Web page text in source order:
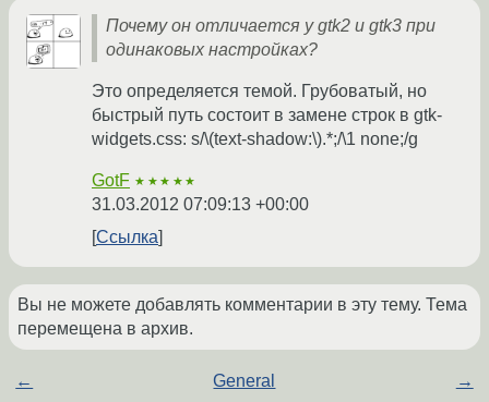
Почему он отличается у gtk2 и gtk3 при
одинаковых настройках?
Это определяется темой. Грубоватый, но
быстрый путь состоит в замене строк в gtk-
widgets.css: s/\(text-shadow:\).*;/\1 none;/g
GotF ★★★★★
31.03.2012 07:09:13 +00:00
Ссылка
Вы не можете добавлять комментарии в эту тему. Тема
перемещена в архив.
← General →